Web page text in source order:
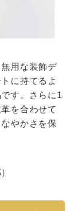
用な装飾デ
に持てるよ
す。さらに1
を合わせて
やかさを保